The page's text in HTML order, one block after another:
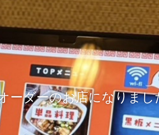
ーダーのお店になりまし